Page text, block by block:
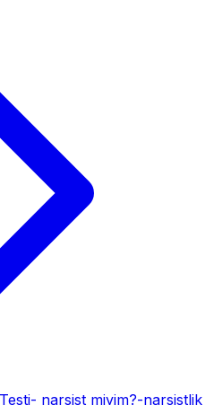
narsist miyim?-narsistlik